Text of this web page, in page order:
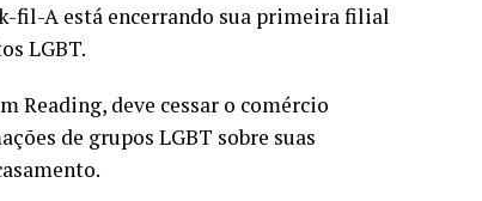
fil-A está encerrando sua primeira filial
LGBT.
Reading, deve cessar o comércio
de grupos LGBT sobre suas